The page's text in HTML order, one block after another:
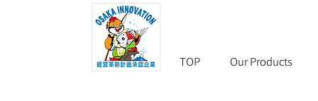
TOP Our Products